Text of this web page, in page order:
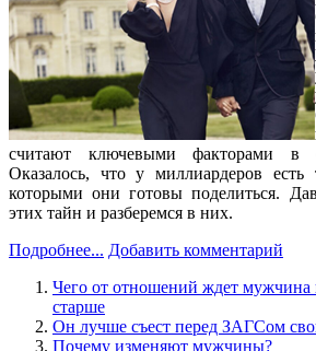
считают ключевыми факторами в
Оказалось, что у миллиардеров есть
которыми они готовы поделиться.
этих тайн и разберемся в них.
Подробнее... Добавить комментарий
Чего от отношений ждет мужчина
старше
Он лучше съест перед ЗАГСом
Почему изменяют мужчины?